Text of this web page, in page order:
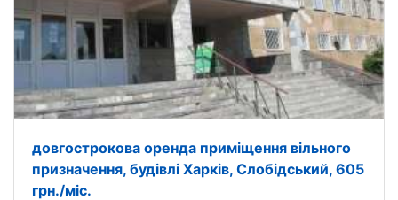
довгострокова оренда приміщення вільного
призначення, будівлі Харків, Слобідський, 605
грн./міс.